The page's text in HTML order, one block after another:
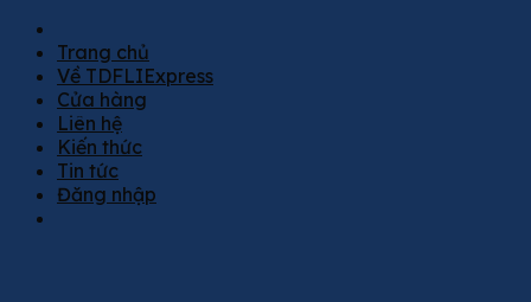
Trang chủ
Về TDFLIExpress
Cửa hàng
Liên hệ
Kiến thức
Tin tức
Đăng nhập